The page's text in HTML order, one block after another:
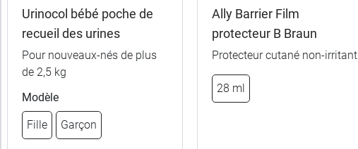
Urinocol bébé poche de
recueil des urines
Pour nouveaux-nés de plus
de 2,5 kg
Modèle
Fille Garçon
Ally Barrier Film
protecteur B Braun
Protecteur cutané non-irritant
28 ml